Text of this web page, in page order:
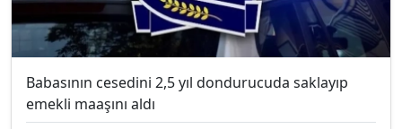
Babasının cesedini 2,5 yıl dondurucuda saklayıp
emekli maaşını aldı